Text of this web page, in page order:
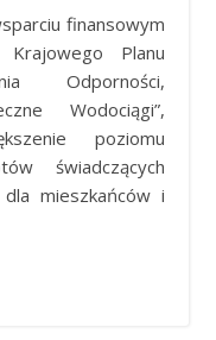
finansowym
Planu
Odporności,
Wodociągi”,
poziomu
świadczących
mieszkańców i